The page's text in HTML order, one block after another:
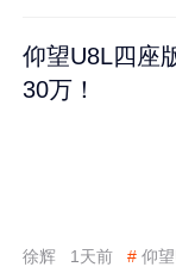
仰望U8L四座
30万！
徐辉 1天前 # 仰